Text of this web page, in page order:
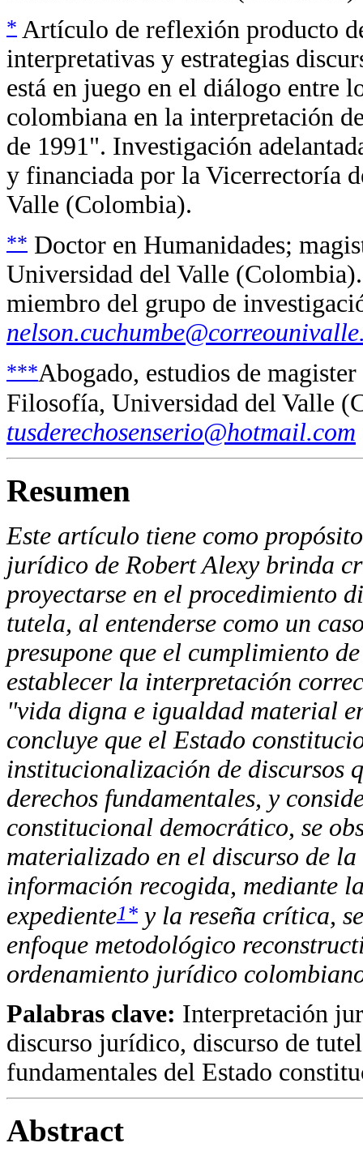
* Artículo de reflexión producto
interpretativas y estrategias
está en juego en el diálogo entre
colombiana en la interpretación
de 1991". Investigación
y financiada por la Vicerrectoría
Valle (Colombia).
** Doctor en Humanidades;
Universidad del Valle
miembro del grupo de
***Abogado, estudios de
Filosofía, Universidad del Valle
tusderechosenserio@hotmail.com
Resumen
Este artículo tiene como
jurídico de Robert Alexy brinda
proyectarse en el procedimiento
tutela, al entenderse como un
presupone que el cumplimiento
establecer la interpretación
"vida digna e igualdad material
concluye que el Estado
institucionalización de discursos
derechos fundamentales, y
constitucional democrático, se
materializado en el discurso de
información recogida, mediante
expediente1* y la reseña crítica,
enfoque metodológico
ordenamiento jurídico
Palabras clave: Interpretación
discurso jurídico, discurso de
fundamentales del Estado
Abstract